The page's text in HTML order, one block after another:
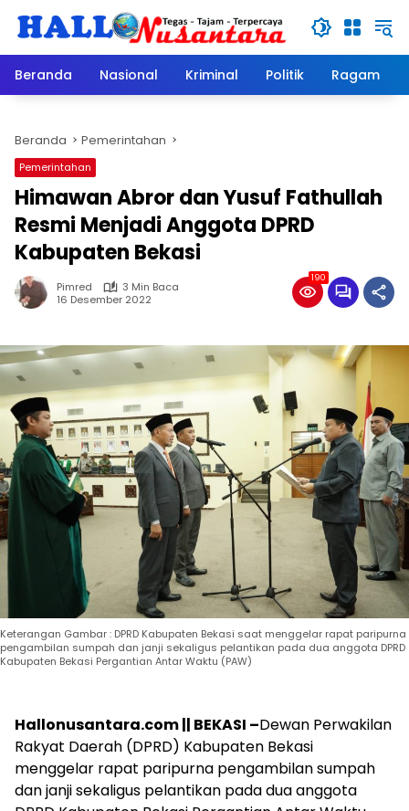
Beranda
Nasional Kriminal Politik Ragam
Beranda Pemerintahan
Pemerintahan
Himawan Abror dan Yusuf Fathullah
Resmi Menjadi Anggota DPRD
Kabupaten Bekasi
Pimred
3 Min Baca
16 Desember 2022
190
Keterangan Gambar : DPRD Kabupaten Bekasi saat menggelar rapat paripurna
pengambilan sumpah dan janji sekaligus pelantikan pada dua anggota DPRD
Kabupaten Bekasi Pergantian Antar Waktu (PAW)
Hallonusantara.com || BEKASI –Dewan Perwakilan
Rakyat Daerah (DPRD) Kabupaten Bekasi
menggelar rapat paripurna pengambilan sumpah
dan janji sekaligus pelantikan pada dua anggota